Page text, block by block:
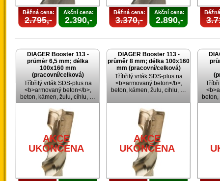
Běžná cena:
2.795,-
Akční cena:
2.390,-
Běžná cena:
3.370,-
Akční cena:
2.890,-
DIAGER Booster 113 -
průměr 6,5 mm; délka
100x160 mm
(pracovní/celková)
Tříbřitý vrták SDS-plus na
<b>armovaný beton</b>,
beton, kámen, žulu, cihlu, …
AKCE
UKONČENA
DIAGER Booster 113 -
průměr 8 mm; délka 100x160
mm (pracovní/celková)
Tříbřitý vrták SDS-plus na
<b>armovaný beton</b>,
beton, kámen, žulu, cihlu, …
AKCE
UKONČENA